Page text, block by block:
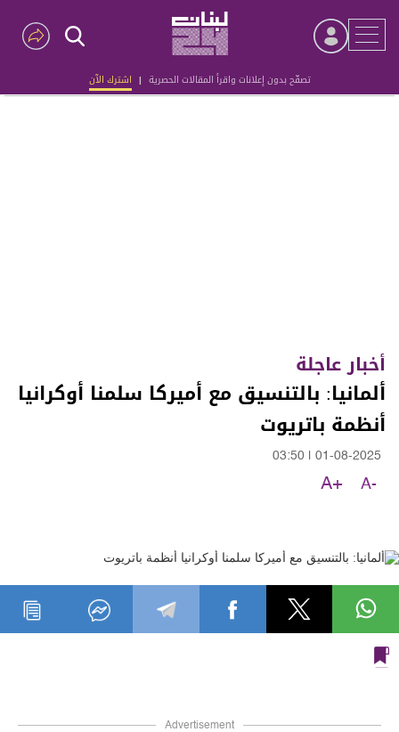
تصفّح بدون إعلانات واقرأ المقالات الحصرية | اشترك الآن
Advertisement
أخبار عاجلة
ألمانيا: بالتنسيق مع أميركا سلمنا أوكرانيا
أنظمة باتريوت
01-08-2025
03:50
A-
A+
Advertisement